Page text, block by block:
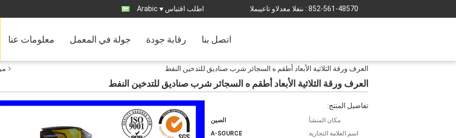
المبيعات والدعم الفنى : 852-561-48570 اطلب اقتباس Arabic
معلومات عنا جولة في المعمل رقابة جودة اتصل بنا
العرف ورقة الثلاثية الأبعاد أطقم ه السجائر شرب صناديق للتدخين النفط
العرف ورقة الثلاثية الأبعاد أطقم ه السجائر شرب صناديق للتدخين النفط
تفاصيل المنتج:
مكان المنشأ:
الصين
اسم العلامة التجارية:
A-SOURCE